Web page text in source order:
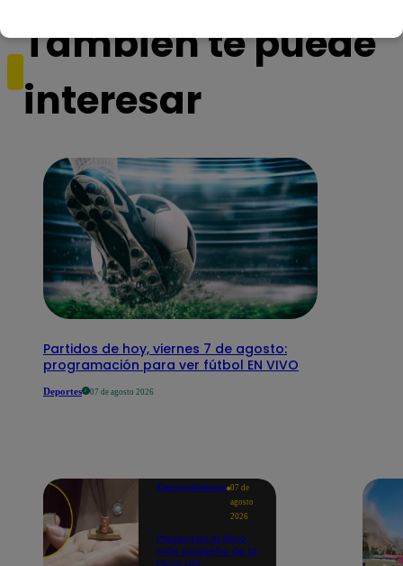
También te puede
interesar
Partidos de hoy, viernes 7 de agosto:
programación para ver fútbol EN VIVO
Deportes 07 de agosto 2026
Entretenimiento 07 de
agosto
2026
Presentan el libro
más pequeño de la